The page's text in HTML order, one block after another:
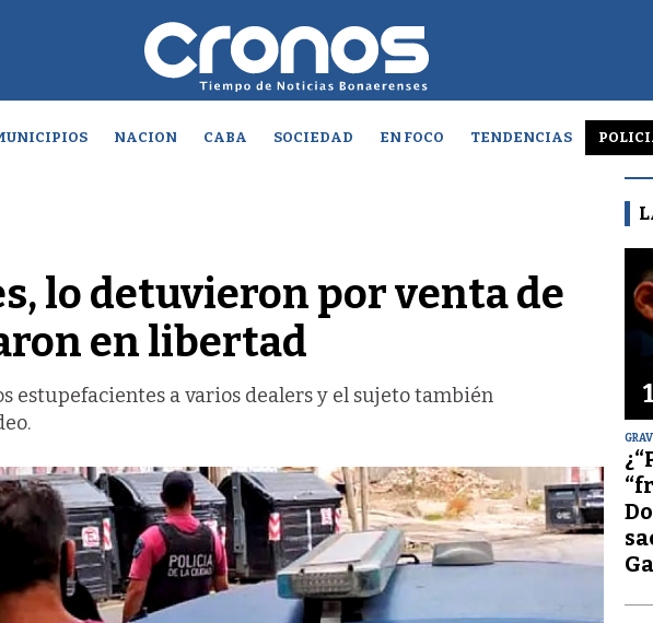
NACION CABA SOCIEDAD EN FOCO TENDENCIAS
lo detuvieron por venta de
en libertad
estupefacientes a varios dealers y el sujeto también
1